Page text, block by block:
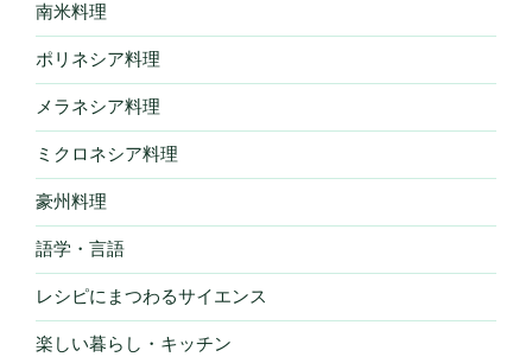
南米料理
ポリネシア料理
メラネシア料理
ミクロネシア料理
豪州料理
語学・言語
レシピにまつわるサイエンス
楽しい暮らし・キッチン